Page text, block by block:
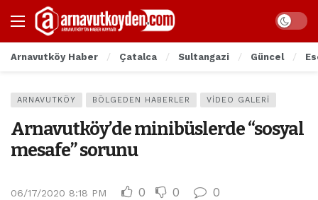
Arnavutköy Haber Çatalca Sultangazi Güncel
ARNAVUTKÖY BÖLGEDEN HABERLER VIDEO GALERI
Arnavutköy’de minibüslerde “sosyal
mesafe” sorunu
06/17/2020 8:18 PM 0 0 0